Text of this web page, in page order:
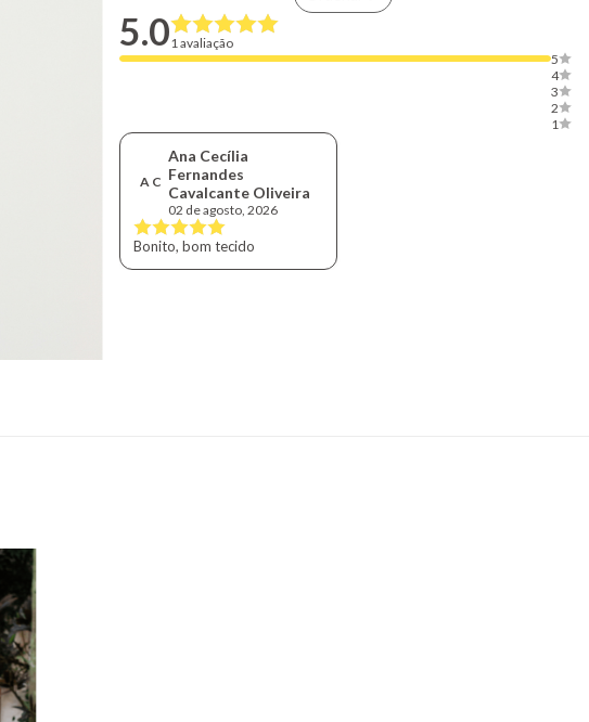
5.01 avaliação
5
4
3
2
1
A C
Ana Cecília
Fernandes
Cavalcante Oliveira
02 de agosto, 2026
Bonito, bom tecido